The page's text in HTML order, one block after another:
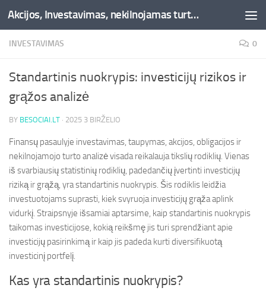
Skip to content Akcijos, Investavimas, nekilnojamas turtas, kriptovaliutos - Besociai.lt
INVESTAVIMAS 0
Standartinis nuokrypis: investicijų rizikos ir
grąžos analizė
BY BESOCIAI.LT · 2025 3 BIRŽELIO
Finansų pasaulyje investavimas, taupymas, akcijos, obligacijos ir
nekilnojamojo turto analizė visada reikalauja tikslių rodiklių. Vienas
iš svarbiausių statistinių rodiklių, padedančių įvertinti investicijų
riziką ir grąžą, yra standartinis nuokrypis. Šis rodiklis leidžia
investuotojams suprasti, kiek svyruoja investicijų grąža aplink
vidurkį. Straipsnyje išsamiai aptarsime, kaip standartinis nuokrypis
taikomas investicijose, kokią reikšmę jis turi sprendžiant apie
investicijų pasirinkimą ir kaip jis padeda kurti diversifikuotą
investicinį portfelį.
Kas yra standartinis nuokrypis?